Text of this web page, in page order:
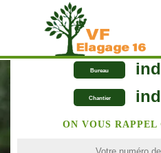
Bureau
Chantier
ON VOUS